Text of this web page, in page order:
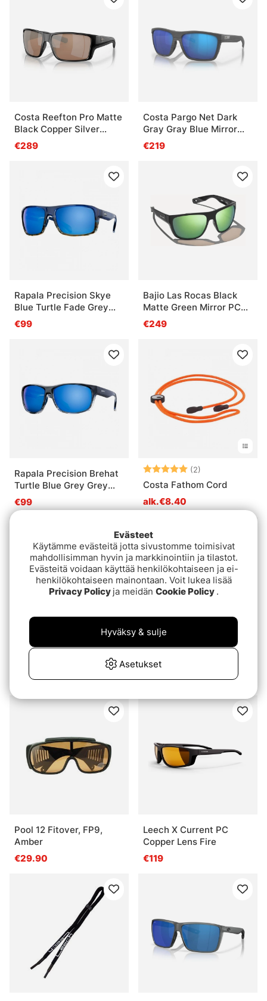
Costa Reefton Pro Matte
Black Copper Silver
Mirror 580G
€289
Costa Pargo Net Dark
Gray Gray Blue Mirror
580G
€219
Rapala Precision Skye
Blue Turtle Fade Grey
Blue Mirror
€99
Bajio Las Rocas Black
Matte Green Mirror PC
+2,00
€249
Rapala Precision Brehat
Turtle Blue Grey Grey
Blue Mirror
€99
Arvio: (2)
Costa Fathom Cord
alk.€8.40
Costa Ferg XL Matte
580G
€299
Costa Grand Catalina
Matte Black - Sunrise
€269
Pool 12 Fitover, FP9,
Amber
€29.90
Leech X Current PC
Copper Lens Fire
€119
Evästeet
Käytämme evästeitä jotta sivustomme toimisivat
mahdollisimman hyvin ja markkinointiin ja tilastot.
Evästeitä voidaan käyttää henkilökohtaiseen ja ei-
henkilökohtaiseen mainontaan. Voit lukea lisää
Privacy Policy ja meidän Cookie Policy .
Asetukset
Hyväksy & sulje